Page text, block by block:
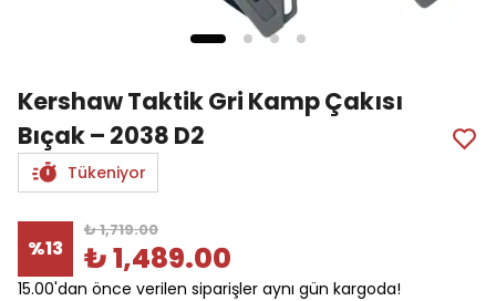
Kershaw Taktik Gri Kamp Çakısı
Bıçak – 2038 D2
Tükeniyor
%13
₺ 1,719.00
₺ 1,489.00
15.00'dan önce verilen siparişler aynı gün kargoda!